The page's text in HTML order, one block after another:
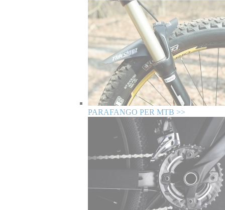
PARAFANGO PER MTB >>